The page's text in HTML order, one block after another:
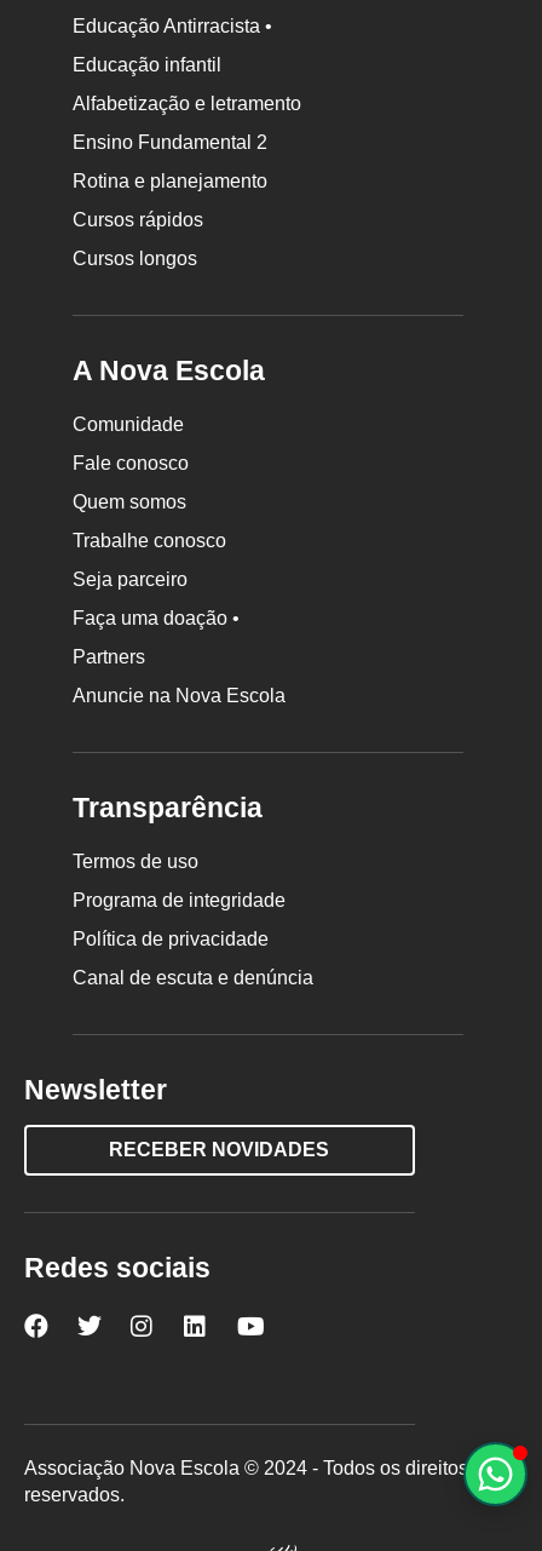
Educação Antirracista •
Educação infantil
Alfabetização e letramento
Ensino Fundamental 2
Rotina e planejamento
Cursos rápidos
Cursos longos
A Nova Escola
Comunidade
Fale conosco
Quem somos
Trabalhe conosco
Seja parceiro
Faça uma doação •
Partners
Anuncie na Nova Escola
Transparência
Termos de uso
Programa de integridade
Política de privacidade
Canal de escuta e denúncia
Newsletter
RECEBER NOVIDADES
Redes sociais
Nova
Facebook
Nova
Twitter
Nova
Instagram
Nova
LinkedInYouTube
Associação Nova Escola © 2024 - Todos os direitos
reservados.